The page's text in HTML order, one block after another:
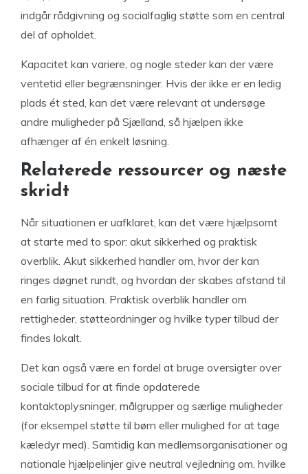
indgår rådgivning og socialfaglig støtte som en central
del af opholdet.
Kapacitet kan variere, og nogle steder kan der være
ventetid eller begrænsninger. Hvis der ikke er en ledig
plads ét sted, kan det være relevant at undersøge
andre muligheder på Sjælland, så hjælpen ikke
afhænger af én enkelt løsning.
Relaterede ressourcer og næste
skridt
Når situationen er uafklaret, kan det være hjælpsomt
at starte med to spor: akut sikkerhed og praktisk
overblik. Akut sikkerhed handler om, hvor der kan
ringes døgnet rundt, og hvordan der skabes afstand til
en farlig situation. Praktisk overblik handler om
rettigheder, støtteordninger og hvilke typer tilbud der
findes lokalt.
Det kan også være en fordel at bruge oversigter over
sociale tilbud for at finde opdaterede
kontaktoplysninger, målgrupper og særlige muligheder
(for eksempel støtte til børn eller mulighed for at tage
kæledyr med). Samtidig kan medlemsorganisationer og
nationale hjælpelinjer give neutral vejledning om, hvilke